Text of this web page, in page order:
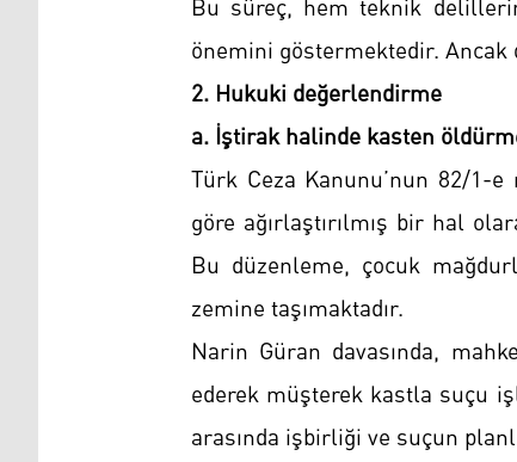
önemini göstermektedir. Ancak
2. Hukuki değerlendirme
a. İştirak halinde kasten
Türk Ceza Kanunu’nun 82/1-
göre ağırlaştırılmış bir hal
Bu düzenleme, çocuk
zemine taşımaktadır.
Narin Güran davasında,
ederek müşterek kastla suçu
arasında işbirliği ve suçun